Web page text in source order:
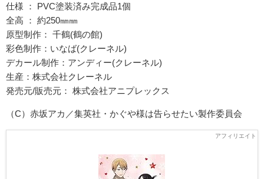
仕様 ： PVC塗装済み完成品1個
全高 ： 約250㎜㎜
原型制作： 千鶴(鶴の館)
彩色制作：いなば(クレーネル)
デカール制作：アンディー(クレーネル)
生産：株式会社クレーネル
発売元/販売元： 株式会社アニプレックス
（C）赤坂アカ／集英社・かぐや様は告らせたい製作委員会